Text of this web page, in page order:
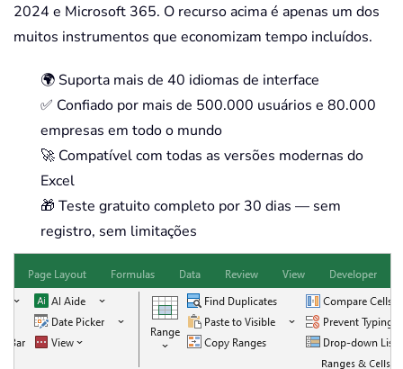
2024 e Microsoft 365. O recurso acima é apenas um dos
muitos instrumentos que economizam tempo incluídos.
🌍 Suporta mais de 40 idiomas de interface
✅ Confiado por mais de 500.000 usuários e 80.000
empresas em todo o mundo
🚀 Compatível com todas as versões modernas do
Excel
🎁 Teste gratuito completo por 30 dias — sem
registro, sem limitações